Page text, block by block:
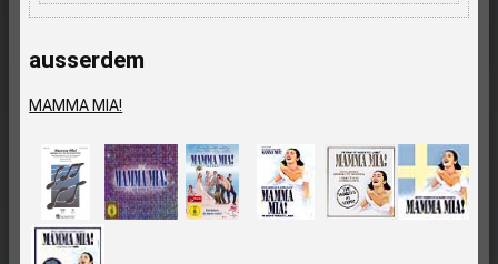
ausserdem
MAMMA MIA!